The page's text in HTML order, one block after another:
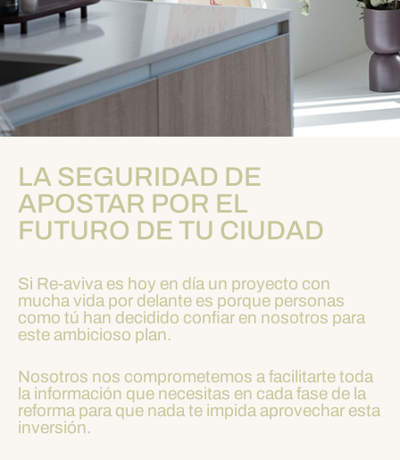
LA SEGURIDAD DE
APOSTAR POR EL
FUTURO DE TU CIUDAD
Si Re-aviva es hoy en día un proyecto con
mucha vida por delante es porque personas
como tú han decidido confiar en nosotros para
este ambicioso plan.
Nosotros nos comprometemos a facilitarte toda
la información que necesitas en cada fase de la
reforma para que nada te impida aprovechar esta
inversión.